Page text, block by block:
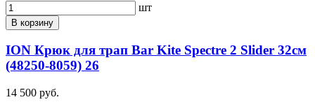
шт
В корзину
ION Крюк для трап Bar Kite Spectre 2 Slider 32см
(48250-8059) 26
14 500 руб.